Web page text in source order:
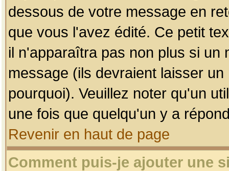
dessous de votre message en
que vous l'avez édité. Ce petit
il n'apparaîtra pas non plus si un
message (ils devraient laisser
pourquoi). Veuillez noter qu'un
une fois que quelqu'un y a
Revenir en haut de page
Comment puis-je ajouter une